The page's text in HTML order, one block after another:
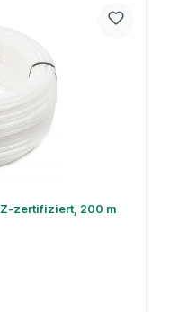
zertifiziert, 200 m